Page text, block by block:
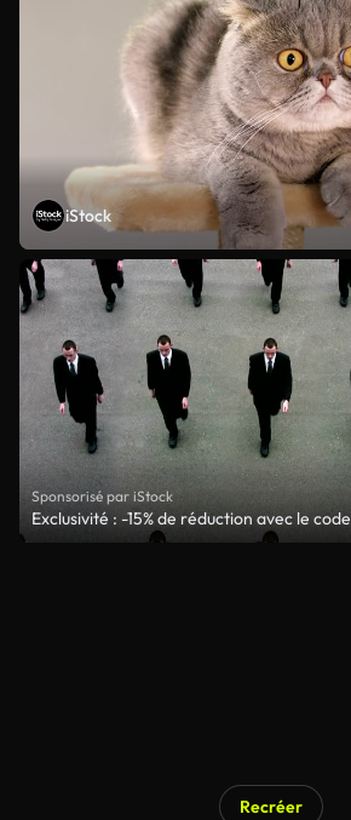
iStock
Sponsorisé par iStock
Exclusivité : -15% de réduction avec le code
Recréer